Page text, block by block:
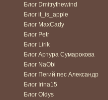
Блог Dmitrythewind
Блог it_is_apple
Блог MaxCady
Блог Petr
Блог Lirik
Блог Артура Сумарокова
Блог NaObi
Блог Пегий пес Александр
Блог Irina15
Блог Oldys